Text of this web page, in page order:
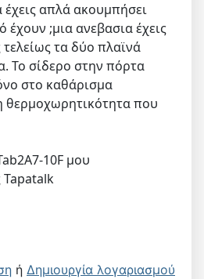
απλά ακουμπήσει
έχουν ;μια ανεβασια έχεις
τελείως τα δύο πλαϊνά
Το σίδερο στην πόρτα
στο καθάρισμα
θερμοχωρητικότητα που
10F μου
ή Δημιουργία λογαριασμού